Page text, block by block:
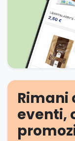
Rimani
eventi,